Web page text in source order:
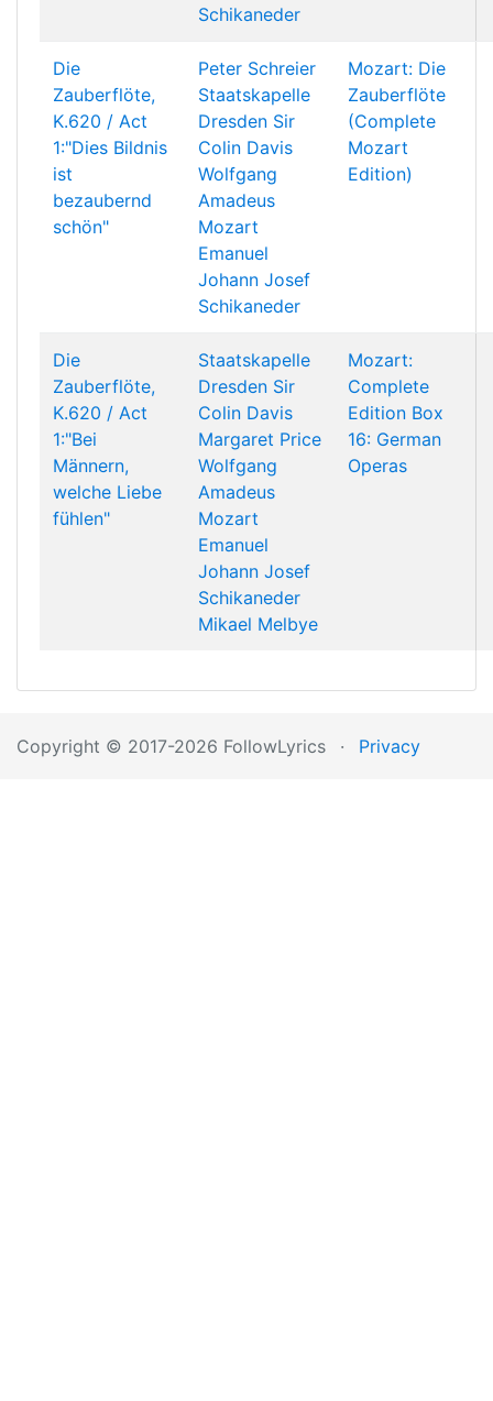
Schikaneder
Die
Zauberflöte,
K.620 / Act
1:"Dies Bildnis
ist
bezaubernd
schön"
Peter Schreier
Staatskapelle
Dresden Sir
Colin Davis
Wolfgang
Amadeus
Mozart
Emanuel
Johann Josef
Schikaneder
Mozart: Die
Zauberflöte
(Complete
Mozart
Edition)
Die
Zauberflöte,
K.620 / Act
1:"Bei
Männern,
welche Liebe
fühlen"
Staatskapelle
Dresden Sir
Colin Davis
Margaret Price
Wolfgang
Amadeus
Mozart
Emanuel
Johann Josef
Schikaneder
Mikael Melbye
Mozart:
Complete
Edition Box
16: German
Operas
Copyright © 2017-2026 FollowLyrics · Privacy